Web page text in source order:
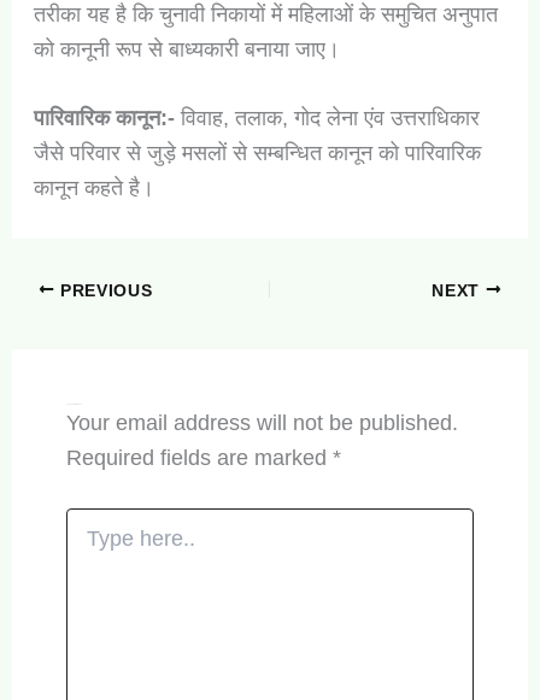
तरीका यह है कि चुनावी निकायों में महिलाओं के समुचित अनुपात
को कानूनी रूप से बाध्यकारी बनाया जाए।
पारिवारिक कानून:-विवाह, तलाक, गोद लेना एंव उत्तराधिकार
जैसे परिवार से जुड़े मसलों से सम्बन्धित कानून को पारिवारिक
कानून कहते है।
PREVIOUS NEXT
Your email address will not be published.
Required fields are marked *
Type
here..